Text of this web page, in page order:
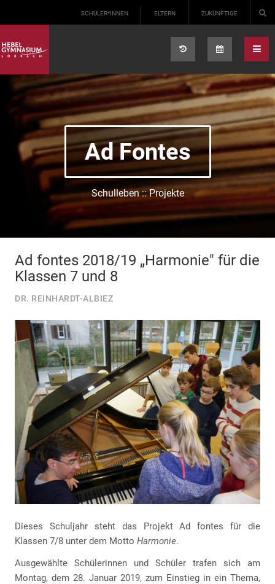
SCHÜLER*INNEN ELTERN ZUKÜNFTIGE
Ad Fontes
Schulleben :: Projekte
Ad fontes 2018/19 „Harmonie" für die
Klassen 7 und 8
DR. REINHARDT-ALBIEZ
Dieses Schuljahr steht das Projekt Ad fontes für die
Klassen 7/8 unter dem Motto Harmonie.
Ausgewählte Schülerinnen und Schüler trafen sich am
Montag, dem 28. Januar 2019, zum Einstieg in ein Thema,